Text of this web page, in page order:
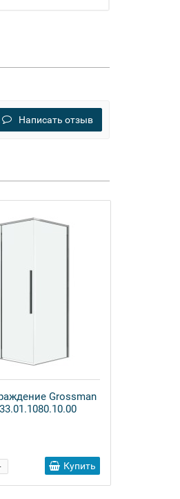
Написать отзыв
Grossman
Купить